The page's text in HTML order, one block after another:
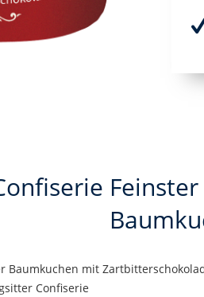
Baumkuchen mit
Confiserie